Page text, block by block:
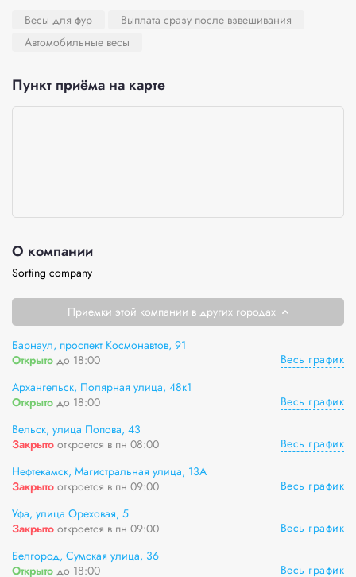
Весы для фур
Выплата сразу после взвешивания
Автомобильные весы
Пункт приёма на карте
О компании
Sorting company
Приемки этой компании в других городах
Барнаул, проспект Космонавтов, 91
Открыто до 18:00
Весь график
Архангельск, Полярная улица, 48к1
Открыто до 18:00
Весь график
Вельск, улица Попова, 43
Закрыто откроется в пн 08:00
Весь график
Нефтекамск, Магистральная улица, 13А
Закрыто откроется в пн 09:00
Весь график
Уфа, улица Ореховая, 5
Закрыто откроется в пн 09:00
Весь график
Белгород, Сумская улица, 36
Открыто до 18:00
Весь график